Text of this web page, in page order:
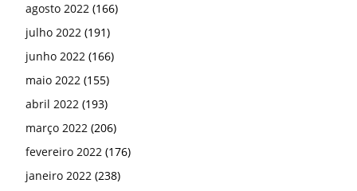
agosto 2022 (166)
julho 2022 (191)
junho 2022 (166)
maio 2022 (155)
abril 2022 (193)
março 2022 (206)
fevereiro 2022 (176)
janeiro 2022 (238)